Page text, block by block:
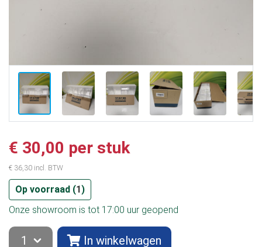
€ 30,00 per stuk
€ 36,30 incl. BTW
Op voorraad (1)
Onze showroom is tot 17:00 uur geopend
In winkelwagen